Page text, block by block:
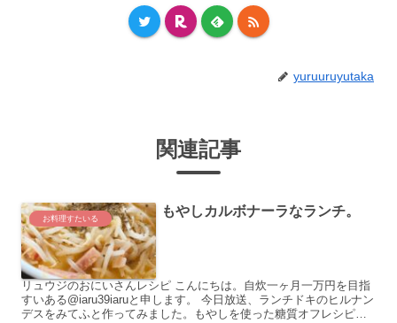
yuruuruyutaka
関連記事
お料理すたいる もやしカルボナーラなランチ。
リュウジのおにいさんレシピ こんにちは。自炊一ヶ月一万円を目指
すいある@iaru39iaruと申します。 今日放送、ランチドキのヒルナン
デスをみてふと作ってみました。もやしを使った糖質オフレシピで